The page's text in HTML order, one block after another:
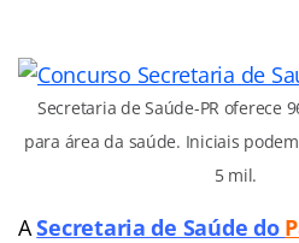
Secretaria de Saúde-PR oferece
para área da saúde. Iniciais
5 mil.
ASecretaria de Saúde do